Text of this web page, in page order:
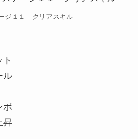
ジ１１ クリアスキル
ト
ル
ボ
昇